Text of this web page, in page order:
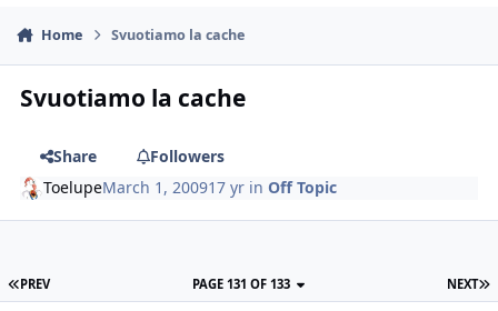
Home Svuotiamo la cache
Svuotiamo la cache
Share
Followers
ToelupeMarch 1, 200917 yr inOff Topic
PREV NEXT
PAGE 131 OF 133